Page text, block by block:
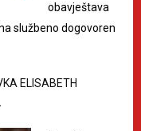
obavještava
službeno dogovoren
ELISABETH